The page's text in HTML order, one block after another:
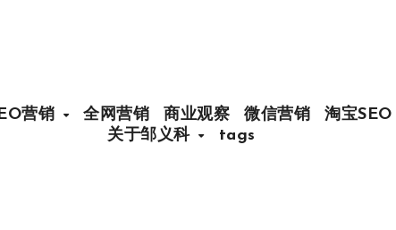
营销 全网营销 商业观察 微信营销 淘宝SEO
关于邹义科
tags